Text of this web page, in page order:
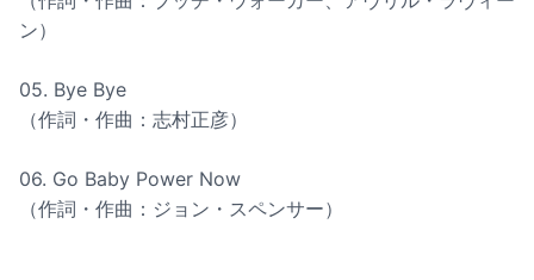
ン）
05. Bye Bye
（作詞・作曲：志村正彦）
06. Go Baby Power Now
（作詞・作曲：ジョン・スペンサー）